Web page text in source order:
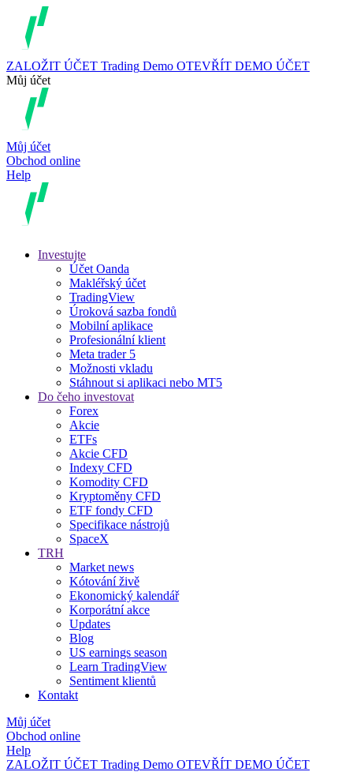
ZALOŽIT ÚČET Trading Demo OTEVŘÍT DEMO ÚČET
Můj účet
Můj účet
Obchod online
Help
Investujte
Účet Oanda
Makléřský účet
TradingView
Úroková sazba fondů
Mobilní aplikace
Profesionální klient
Meta trader 5
Možnosti vkladu
Stáhnout si aplikaci nebo MT5
Do čeho investovat
Forex
Akcie
ETFs
Akcie CFD
Indexy CFD
Komodity CFD
Kryptoměny CFD
ETF fondy CFD
Specifikace nástrojů
SpaceX
TRH
Market news
Kótování živě
Ekonomický kalendář
Korporátní akce
Updates
Blog
US earnings season
Learn TradingView
Sentiment klientů
Kontakt
Můj účet
Obchod online
Help
ZALOŽIT ÚČET Trading Demo OTEVŘÍT DEMO ÚČET